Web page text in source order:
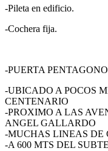
-Pileta en edificio.
-Cochera fija.
-PUERTA PENTAGONO
-UBICADO A POCOS
CENTENARIO
-PROXIMO A LAS
ANGEL GALLARDO
-MUCHAS LINEAS DE
-A 600 MTS DEL